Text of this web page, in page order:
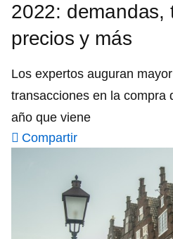
2022: demandas,
precios y más
Los expertos auguran
transacciones en la compra
año que viene
Compartir